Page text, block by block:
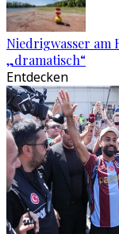
Niedrigwasser am
„dramatisch“
Entdecken